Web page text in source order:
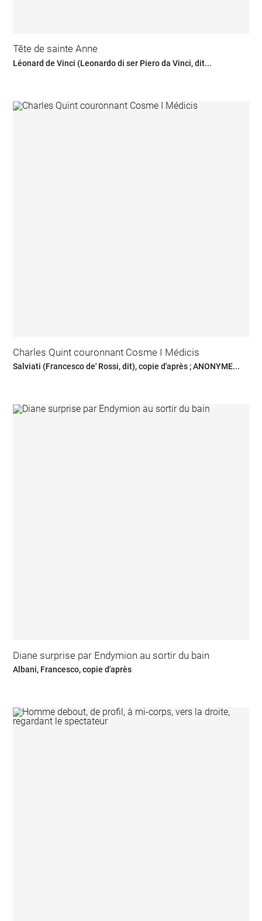
Tête de sainte Anne
Léonard de Vinci (Leonardo di ser Piero da Vinci, dit...
Charles Quint couronnant Cosme I Médicis
Salviati (Francesco de' Rossi, dit), copie d'après ; ANONYME...
Diane surprise par Endymion au sortir du bain
Albani, Francesco, copie d'après